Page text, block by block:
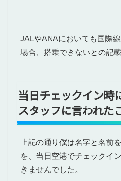
JALやANAにおいても国際
場合、搭乗できないとの記載
当日チェックイン時
スタッフに言われた
上記の通り僕は名字と名前
を、当日空港でチェックイ
きませんでした。